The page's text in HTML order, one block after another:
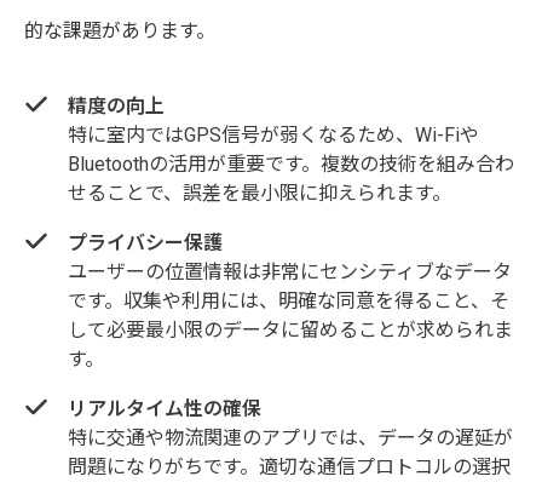
的な課題があります。
精度の向上
特に室内ではGPS信号が弱くなるため、Wi-Fiや
Bluetoothの活用が重要です。複数の技術を組み合わ
せることで、誤差を最小限に抑えられます。
プライバシー保護
ユーザーの位置情報は非常にセンシティブなデータ
です。収集や利用には、明確な同意を得ること、そ
して必要最小限のデータに留めることが求められま
す。
リアルタイム性の確保
特に交通や物流関連のアプリでは、データの遅延が
問題になりがちです。適切な通信プロトコルの選択